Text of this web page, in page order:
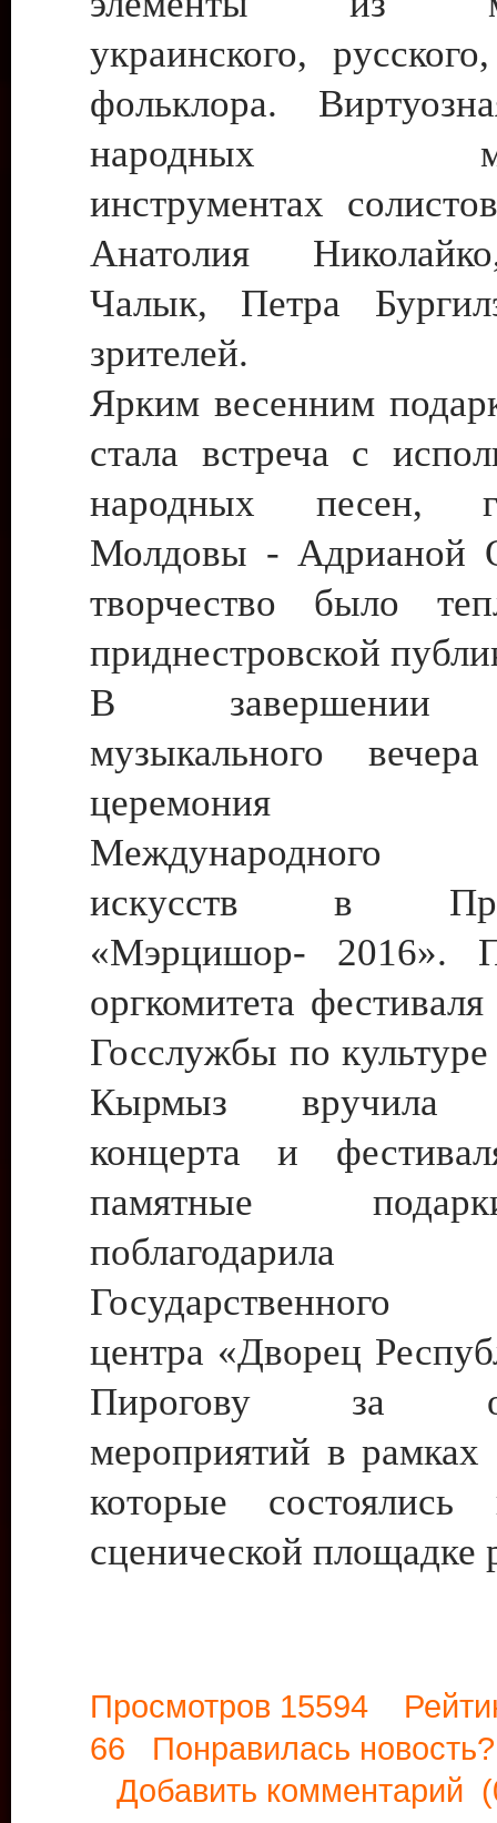
украинского,
фольклора.
народных
инструментах
Анатолия
Чалык, Петра
зрителей.
Ярким весенним
стала встреча с
народных песен,
Молдовы - Адрианой
творчество было
приднестровской
В завершении
музыкального вечера
церемония
Международного
искусств в
«Мэрцишор- 2016».
оргкомитета
Госслужбы по
Кырмыз вручила
концерта и
памятные
поблагодарила
Государственного
центра «Дворец
Пирогову за
мероприятий в
которые состоялись
сценической площадке
Просмотров 15594
66 Понравилась
Добавить комментарий